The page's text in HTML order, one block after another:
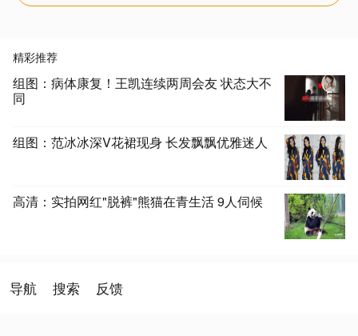
精彩推荐
组图：病体康复！王凯连续两周会友 状态大不
同
组图：范冰冰深V花裙现身 长发飘飘优雅迷人
高清：实拍网红"脱裤"熊猫在青生活 9人伺候
导航 搜索 反馈